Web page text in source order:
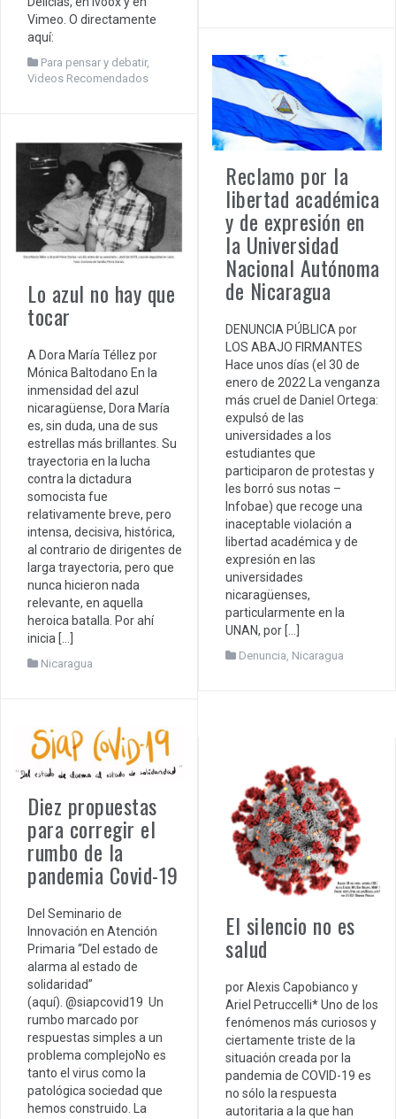
Vimeo. O directamente
aquí:
Para pensar y debatir,
Videos Recomendados
Reclamo por la
libertad académica
y de expresión en
la Universidad
Nacional Autónoma
de Nicaragua
DENUNCIA PÚBLICA por
LOS ABAJO FIRMANTES
Hace unos días (el 30 de
enero de 2022 La venganza
más cruel de Daniel Ortega:
expulsó de las
universidades a los
estudiantes que
participaron de protestas y
les borró sus notas –
Infobae) que recoge una
inaceptable violación a
libertad académica y de
expresión en las
universidades
nicaragüenses,
particularmente en la
UNAN, por […]
Denuncia, Nicaragua
Lo azul no hay que
tocar
A Dora María Téllez por
Mónica Baltodano En la
inmensidad del azul
nicaragüense, Dora María
es, sin duda, una de sus
estrellas más brillantes. Su
trayectoria en la lucha
contra la dictadura
somocista fue
relativamente breve, pero
intensa, decisiva, histórica,
al contrario de dirigentes de
larga trayectoria, pero que
nunca hicieron nada
relevante, en aquella
heroica batalla. Por ahí
inicia […]
Nicaragua
Diez propuestas
para corregir el
rumbo de la
pandemia Covid-19
Del Seminario de
Innovación en Atención
Primaria “Del estado de
alarma al estado de
solidaridad”
(aquí). @siapcovid19 Un
rumbo marcado por
respuestas simples a un
problema complejoNo es
tanto el virus como la
patológica sociedad que
hemos construido. La
El silencio no es
salud
por Alexis Capobianco y
Ariel Petruccelli* Uno de los
fenómenos más curiosos y
ciertamente triste de la
situación creada por la
pandemia de COVID-19 es
no sólo la respuesta
autoritaria a la que han